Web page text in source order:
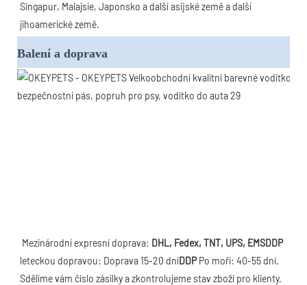
Singapur, Malajsie, Japonsko a další asijské země a další
jihoamerické země.
Balení a doprava
Mezinárodní expresní doprava: DHL, Fedex, TNT, UPS, EMSDDP
leteckou dopravou: Doprava 15-20 dníDDP Po moři: 40-55 dní.
Sdělíme vám číslo zásilky a zkontrolujeme stav zboží pro klienty.